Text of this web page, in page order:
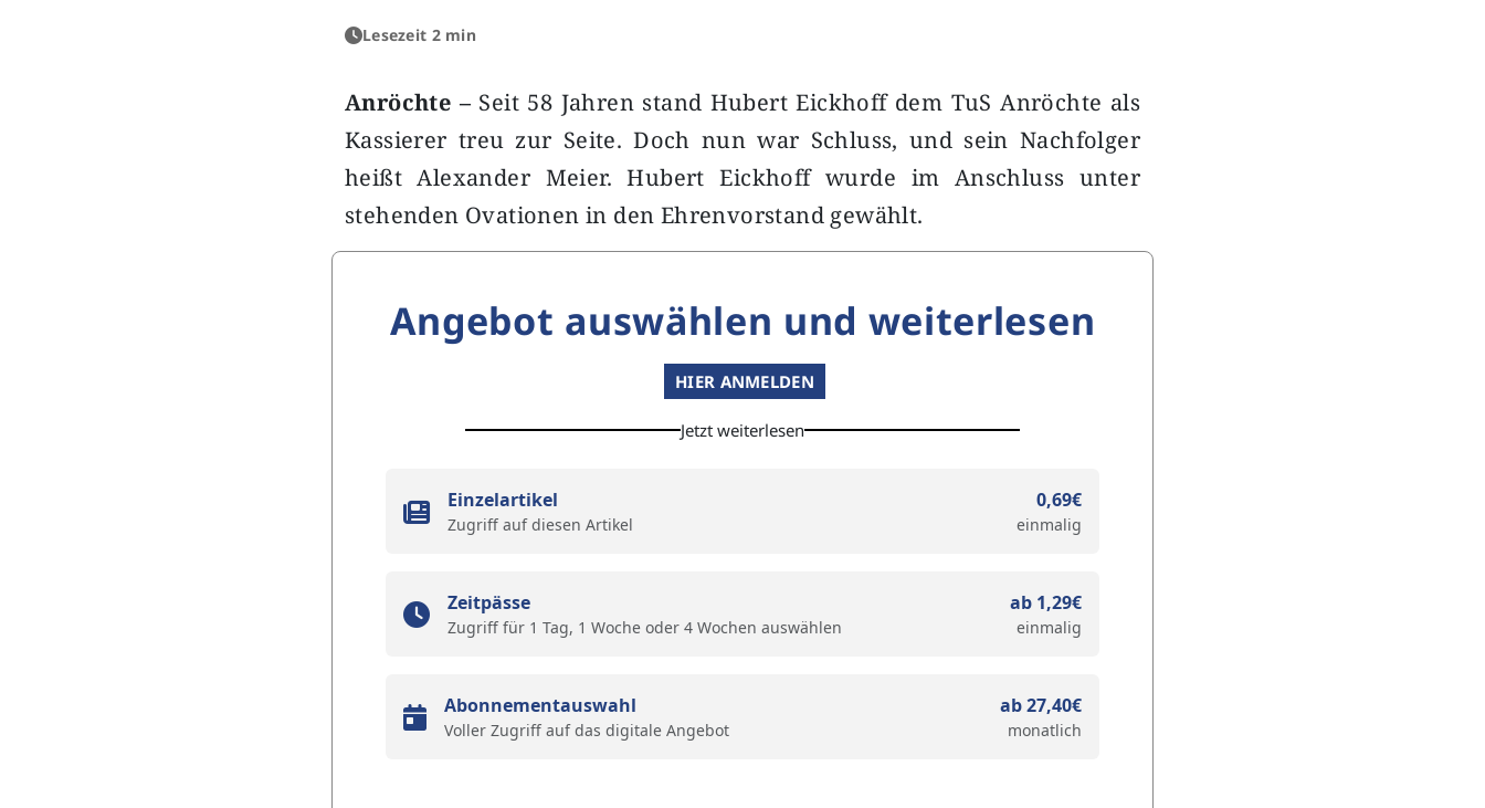
Lesezeit 2 min
Anröchte – Seit 58 Jahren stand Hubert Eickhoff dem TuS Anröchte als
Kassierer treu zur Seite. Doch nun war Schluss, und sein Nachfolger
heißt Alexander Meier. Hubert Eickhoff wurde im Anschluss unter
stehenden Ovationen in den Ehrenvorstand gewählt.
Angebot auswählen und weiterlesen
HIER ANMELDEN
Jetzt weiterlesen
Einzelartikel
Zugriff auf diesen Artikel
0,69€
einmalig
Zeitpässe
Zugriff für 1 Tag, 1 Woche oder 4 Wochen auswählen
ab 1,29€
einmalig
Abonnementauswahl
Voller Zugriff auf das digitale Angebot
ab 27,40€
monatlich